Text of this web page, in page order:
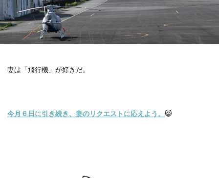
妻は「飛行機」が好きだ。
今月６日に引き続き、妻のリクエストに応えよう。 😸